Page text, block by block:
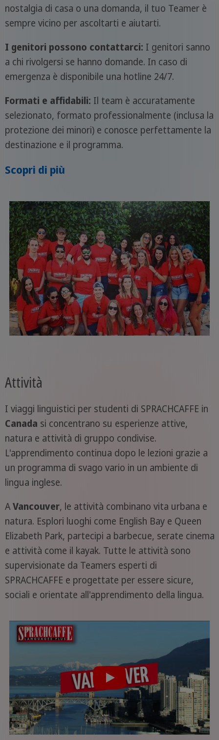
nostalgia di casa o una domanda, il tuo Teamer è
sempre vicino per ascoltarti e aiutarti.
I genitori possono contattarci: I genitori sanno
a chi rivolgersi se hanno domande. In caso di
emergenza è disponibile una hotline 24/7.
Formati e affidabili: Il team è accuratamente
selezionato, formato professionalmente (inclusa la
protezione dei minori) e conosce perfettamente la
destinazione e il programma.
Scopri di più
Attività
I viaggi linguistici per studenti di SPRACHCAFFE in
Canada si concentrano su esperienze attive,
natura e attività di gruppo condivise.
L'apprendimento continua dopo le lezioni grazie a
un programma di svago vario in un ambiente di
lingua inglese.
AVancouver, le attività combinano vita urbana e
natura. Esplori luoghi come English Bay e Queen
Elizabeth Park, partecipi a barbecue, serate cinema
e attività come il kayak. Tutte le attività sono
supervisionate da Teamers esperti di
SPRACHCAFFE e progettate per essere sicure,
sociali e orientate all'apprendimento della lingua.